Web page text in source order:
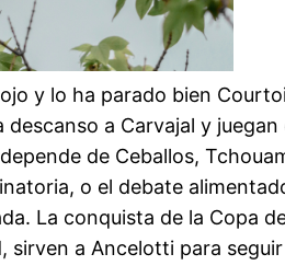
y lo ha parado bien
a Carvajal y
de Ceballos,
o el debate
La conquista de la Copa
a Ancelotti para